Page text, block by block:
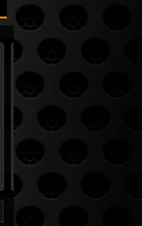
(2000) - ✅